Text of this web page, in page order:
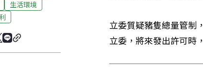
生活環境
立委質疑豬隻總量管制
立委，將來發出許可時